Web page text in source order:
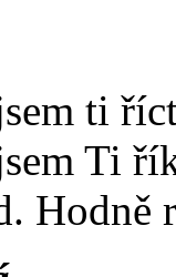
ti
Ti
Hodně